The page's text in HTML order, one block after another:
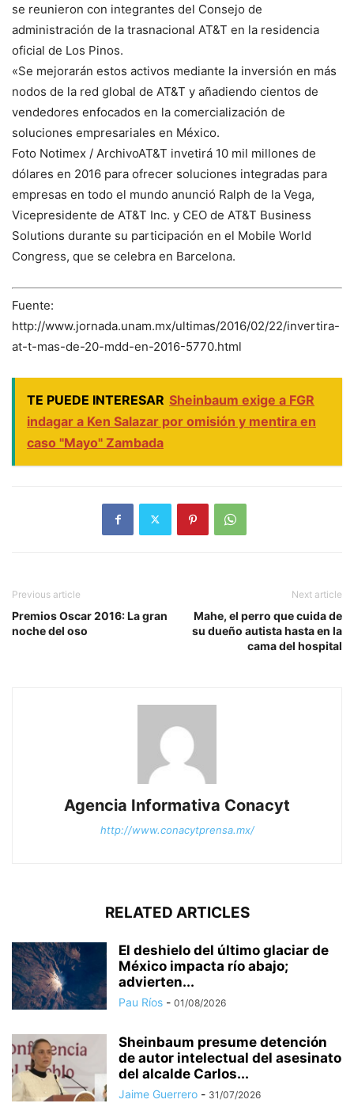
se reunieron con integrantes del Consejo de
administración de la trasnacional AT&T en la residencia
oficial de Los Pinos.
«Se mejorarán estos activos mediante la inversión en más
nodos de la red global de AT&T y añadiendo cientos de
vendedores enfocados en la comercialización de
soluciones empresariales en México.
Foto Notimex / ArchivoAT&T invetirá 10 mil millones de
dólares en 2016 para ofrecer soluciones integradas para
empresas en todo el mundo anunció Ralph de la Vega,
Vicepresidente de AT&T Inc. y CEO de AT&T Business
Solutions durante su participación en el Mobile World
Congress, que se celebra en Barcelona.
Fuente:
http://www.jornada.unam.mx/ultimas/2016/02/22/invertira-
at-t-mas-de-20-mdd-en-2016-5770.html
TE PUEDE INTERESAR Sheinbaum exige a FGR
indagar a Ken Salazar por omisión y mentira en
caso "Mayo" Zambada
Previous article
Premios Oscar 2016: La gran
noche del oso
Next article
Mahe, el perro que cuida de
su dueño autista hasta en la
cama del hospital
Agencia Informativa Conacyt
http://www.conacytprensa.mx/
RELATED ARTICLES
El deshielo del último glaciar de
México impacta río abajo;
advierten...
Pau Ríos - 01/08/2026
Sheinbaum presume detención
de autor intelectual del asesinato
del alcalde Carlos...
Jaime Guerrero - 31/07/2026